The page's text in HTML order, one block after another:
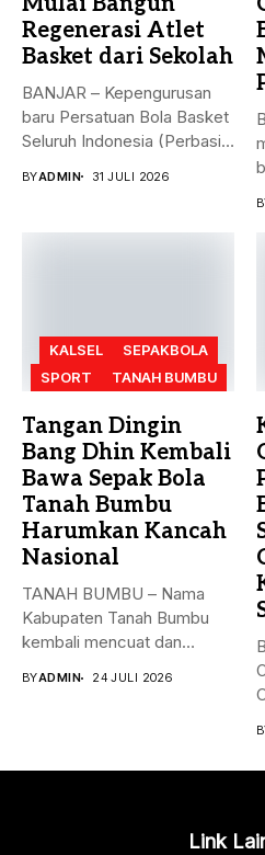
Regenerasi Atlet
Basket dari Sekolah
BANJAR – Kepengurusan
baru Persatuan Bola Basket
Seluruh Indonesia (Perbasi)
BYADMIN 31 JULI 2026
KALSEL
SEPAKBOLA
SPORT
TANAH BUMBU
Tangan Dingin
Bang Dhin Kembali
Bawa Sepak Bola
Tanah Bumbu
Harumkan Kancah
Nasional
​TANAH BUMBU – Nama
Kabupaten Tanah Bumbu
kembali mencuat dan
BYADMIN 24 JULI 2026
Link